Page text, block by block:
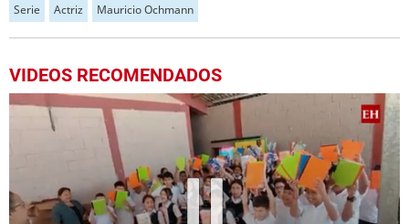
Serie Actriz Mauricio Ochmann
VIDEOS RECOMENDADOS